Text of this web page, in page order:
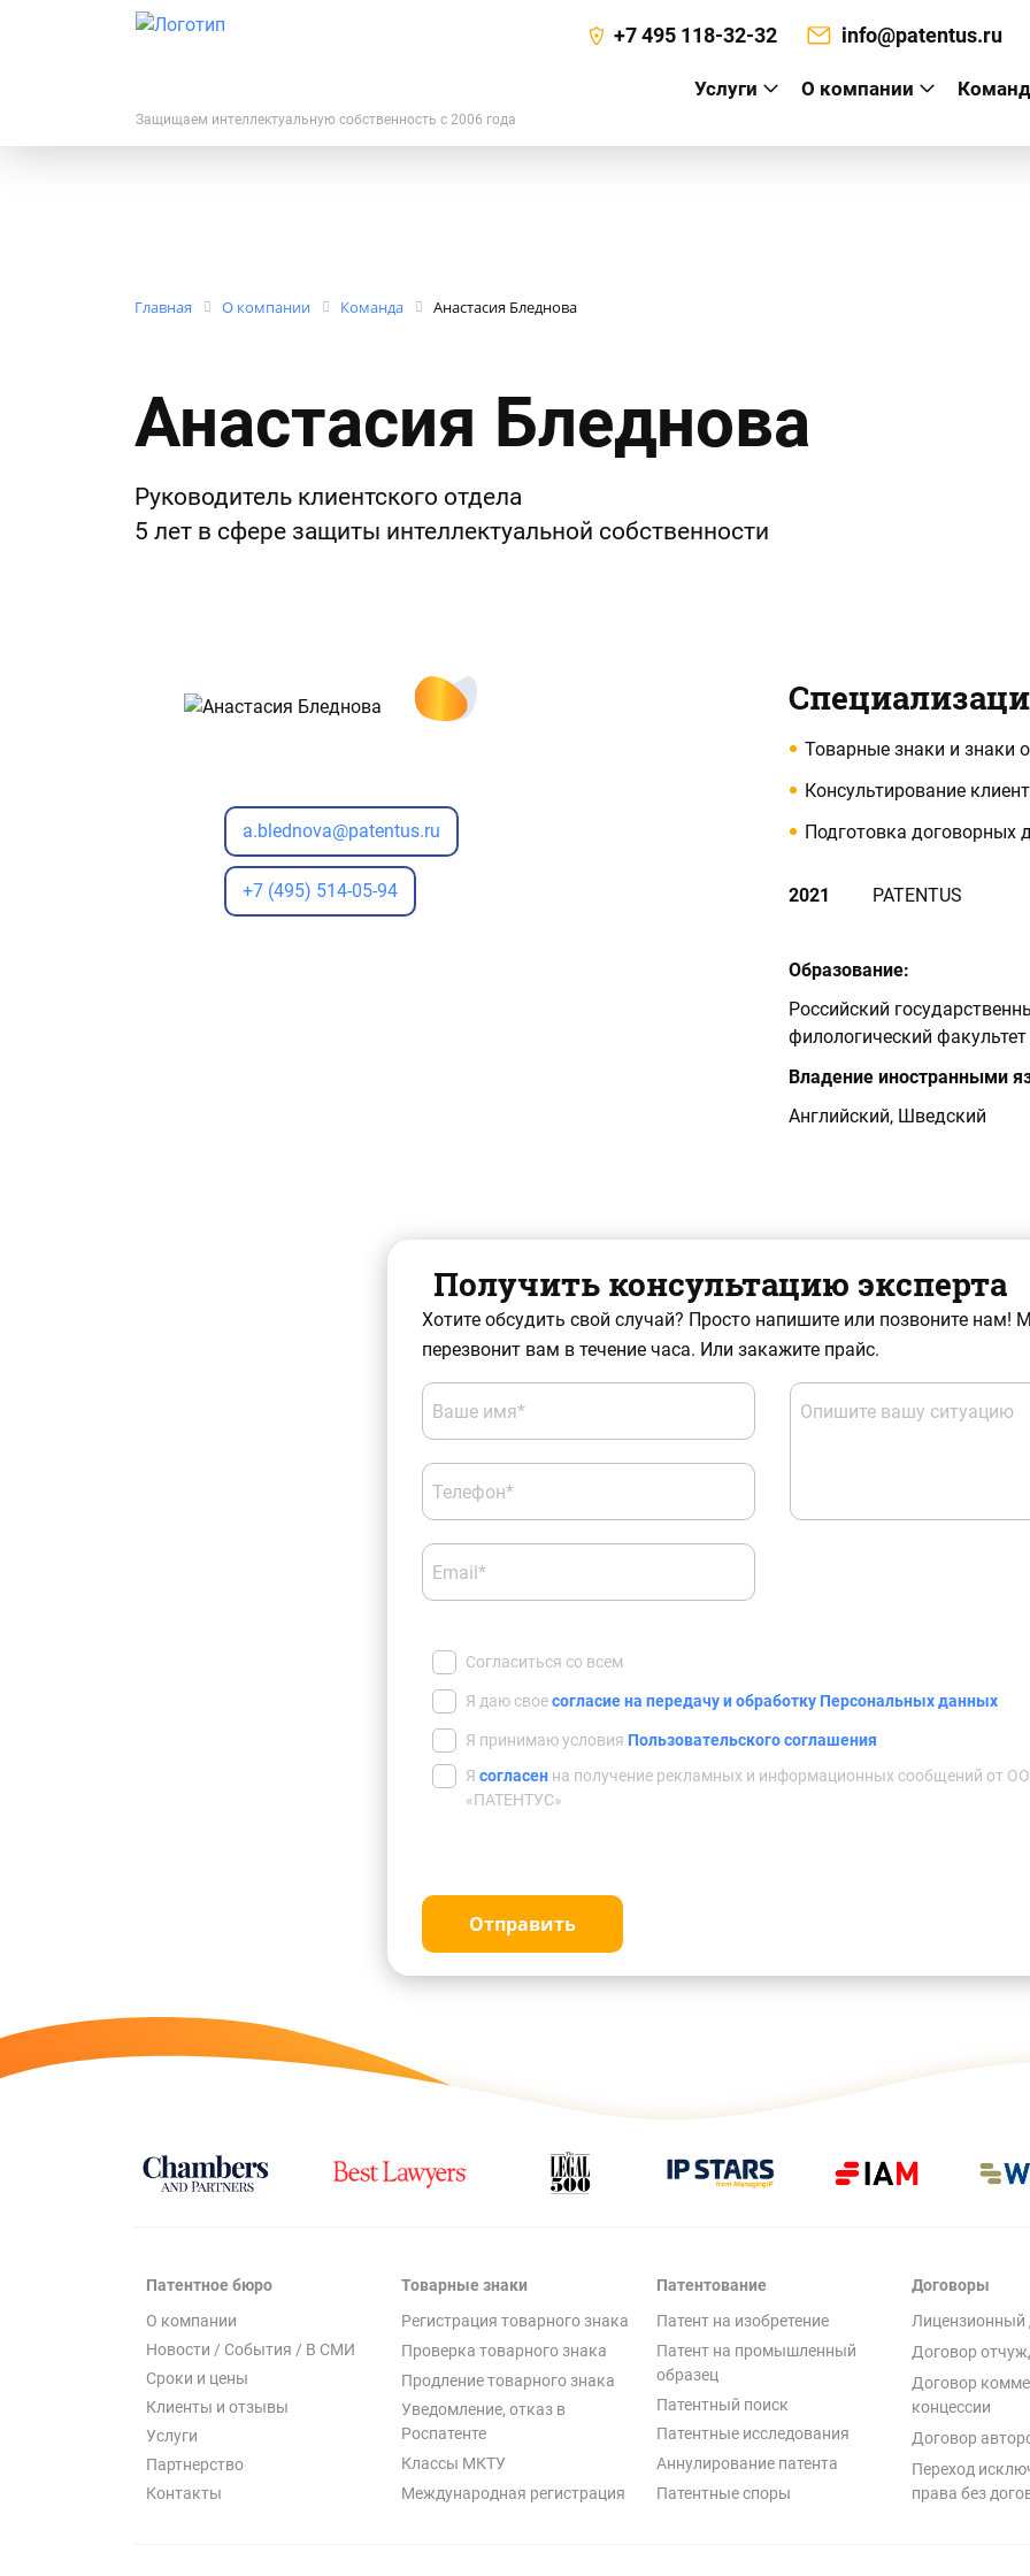
Защищаем интеллектуальную собственность с 2006 года
+7 495 118-32-32 info@patentus.ru
Услуги О компании
Главная О компании Команда Анастасия Бледнова
Анастасия Бледнова
Руководитель клиентского отдела
5 лет в сфере защиты интеллектуальной собственности
a.blednova@patentus.ru
+7 (495) 514-05-94
Товарные знаки и знаки
Консультирование
Подготовка договорных
2021 PATENTUS
Образование:
Российский
филологический факультет
Владение иностранными
Английский, Шведский
Получить консультацию эксперта
Хотите обсудить свой случай? Просто напишите или позвоните нам!
перезвонит вам в течение часа. Или закажите прайс.
Ваше имя*
Телефон*
Email*
Опишите вашу ситуацию
Согласиться со всем
Я даю своесогласие на передачу и обработку Персональных данных
Я принимаю условия Пользовательского соглашения
Я согласен на получение рекламных и информационных сообщений от
«ПАТЕНТУС»
Отправить
Патентное бюро
О компании
Новости / События / В СМИ
Сроки и цены
Клиенты и отзывы
Услуги
Партнерство
Контакты
Товарные знаки
Регистрация товарного знака
Проверка товарного знака
Продление товарного знака
Уведомление, отказ в
Роспатенте
Классы МКТУ
Международная регистрация
Патентование
Патент на изобретение
Патент на промышленный
образец
Патентный поиск
Патентные исследования
Аннулирование патента
Патентные споры
Договоры
Лицензионный
Договор
Договор
концессии
Договор
Переход
права без